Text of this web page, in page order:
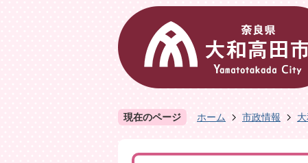
現在のページ ホーム 市政情報